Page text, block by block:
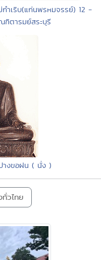
ำเริบ(แก่นพรหมจรรย์) 12 -
ตารมย์สระบุรี
างขอฝน ( นั่ง )
ทั่วไทย